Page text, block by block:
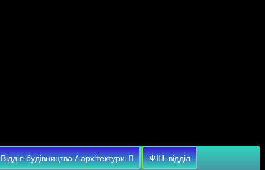
Відділ будівництва / архітектури ФІН. відділ